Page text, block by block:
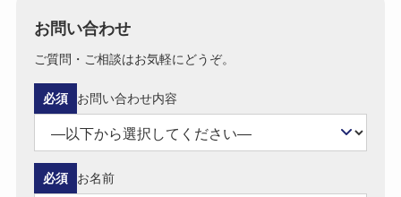
お問い合わせ
ご質問・ご相談はお気軽にどうぞ。
お問い合わせ内容
必須
お名前
必須